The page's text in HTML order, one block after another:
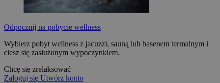
Odpocznij na pobycie wellness
Wybierz pobyt wellness z jacuzzi, sauną lub basenem termalnym i
ciesz się zasłużonym wypoczynkiem.
Chcę się zrelaksować
Zaloguj się Utwórz konto